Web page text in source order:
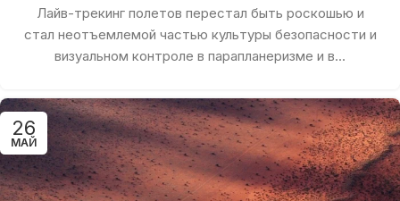
Лайв-трекинг полетов перестал быть роскошью и
стал неотъемлемой частью культуры безопасности и
визуальном контроле в парапланеризме и в...
26
МАЙ